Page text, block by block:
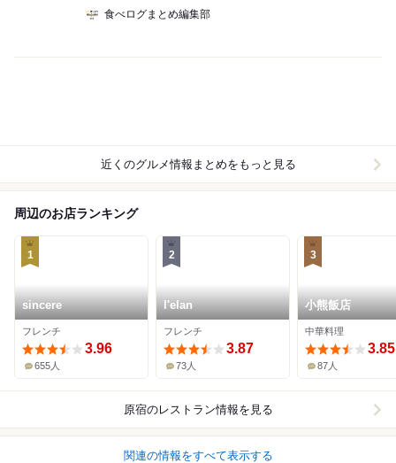
食べログまとめ編集部
近くのグルメ情報まとめをもっと見る
周辺のお店ランキング
1
sincere
フレンチ
3.96
655人
2
l'elan
フレンチ
3.87
73人
3
小熊飯店
中華料理
3.85
87人
原宿のレストラン情報を見る
関連の情報をすべて表示する